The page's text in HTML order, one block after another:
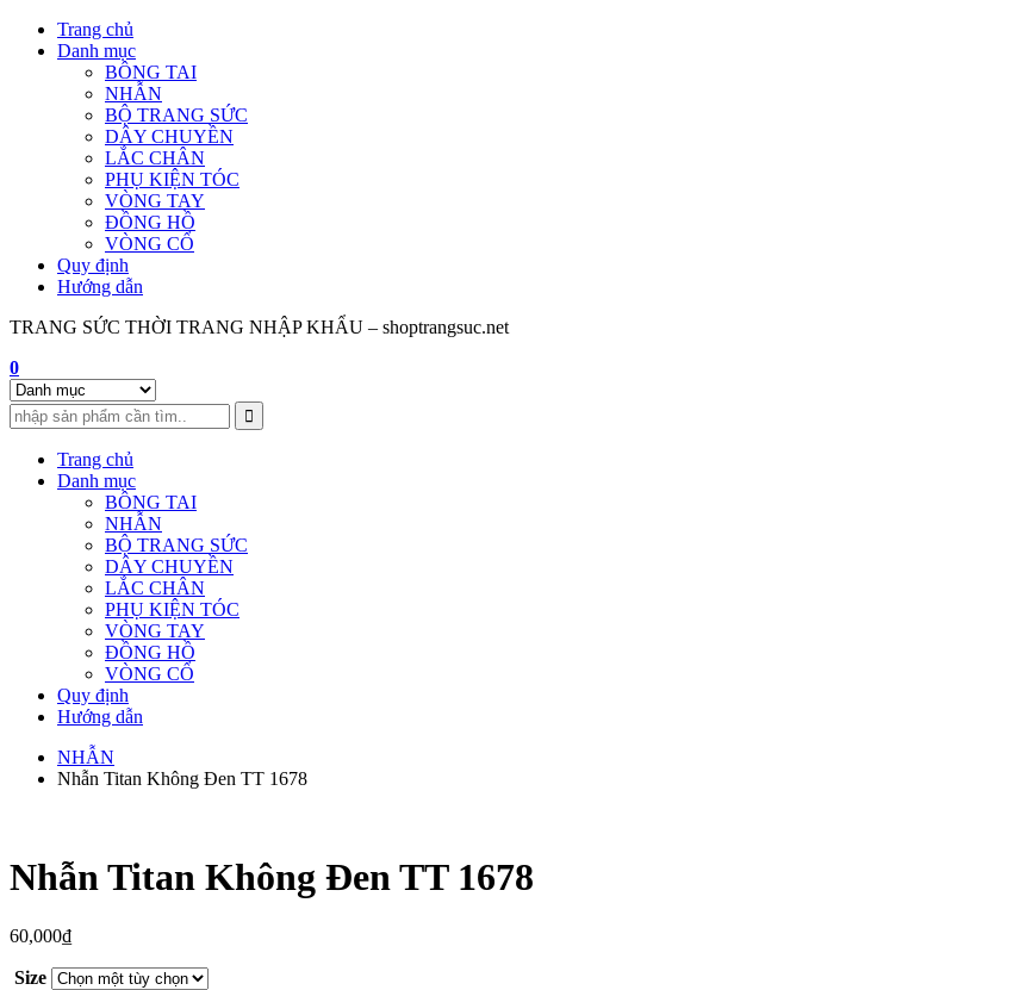
Skip
Trang chủ
Danh mục
BÔNG TAI
NHẪN
BỘ TRANG SỨC
DÂY CHUYỀN
LẮC CHÂN
PHỤ KIỆN TÓC
VÒNG TAY
ĐỒNG HỒ
VÒNG CỔ
Quy định
Hướng dẫn
TRANG SỨC THỜI TRANG NHẬP KHẨU – shoptrangsuc.net
0
Trang chủ
Danh mục
BÔNG TAI
NHẪN
BỘ TRANG SỨC
DÂY CHUYỀN
LẮC CHÂN
PHỤ KIỆN TÓC
VÒNG TAY
ĐỒNG HỒ
VÒNG CỔ
Quy định
Hướng dẫn
NHẪN
Nhẫn Titan Không Đen TT 1678
Nhẫn Titan Không Đen TT 1678
60,000₫
Size